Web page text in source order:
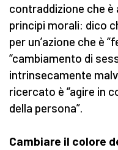
contraddizione che è
principi morali: dico
per un’azione che è
“cambiamento di
intrinsecamente
ricercato è “agire in
della persona”.
Cambiare il colore